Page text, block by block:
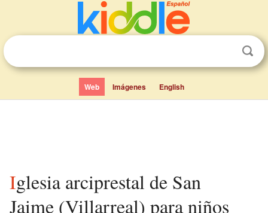
Web Imágenes English
Iglesia arciprestal de San
Jaime (Villarreal) para niños